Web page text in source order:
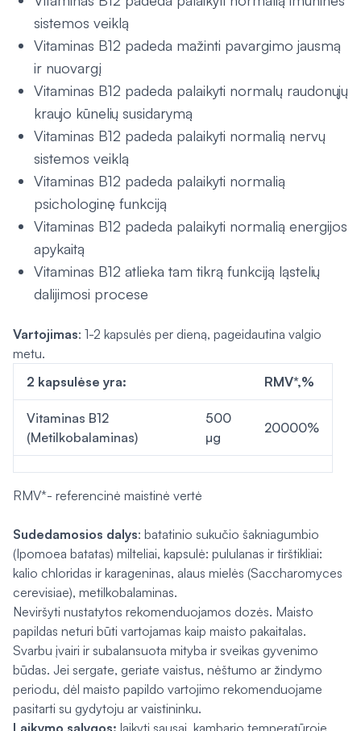
sistemos veiklą
Vitaminas B12 padeda mažinti pavargimo jausmą
ir nuovargį
Vitaminas B12 padeda palaikyti normalų raudonųjų
kraujo kūnelių susidarymą
Vitaminas B12 padeda palaikyti normalią nervų
sistemos veiklą
Vitaminas B12 padeda palaikyti normalią
psichologinę funkciją
Vitaminas B12 padeda palaikyti normalią energijos
apykaitą
Vitaminas B12 atlieka tam tikrą funkciją ląstelių
dalijimosi procese
Vartojimas: 1-2 kapsulės per dieną, pageidautina valgio
metu.
2 kapsulėse yra:
RMV*,%
Vitaminas B12
(Metilkobalaminas)
500
µg
20000%
RMV*- referencinė maistinė vertė
Sudedamosios dalys: batatinio sukučio šakniagumbio
(Ipomoea batatas) milteliai, kapsulė: pululanas ir tirštikliai:
kalio chloridas ir karageninas, alaus mielės (Saccharomyces
cerevisiae), metilkobalaminas.
Neviršyti nustatytos rekomenduojamos dozės. Maisto
papildas neturi būti vartojamas kaip maisto pakaitalas.
Svarbu įvairi ir subalansuota mityba ir sveikas gyvenimo
būdas. Jei sergate, geriate vaistus, nėštumo ar žindymo
periodu, dėl maisto papildo vartojimo rekomenduojame
pasitarti su gydytoju ar vaistininku.
Laikymo sąlygos: laikyti sausai, kambario temperatūroje,